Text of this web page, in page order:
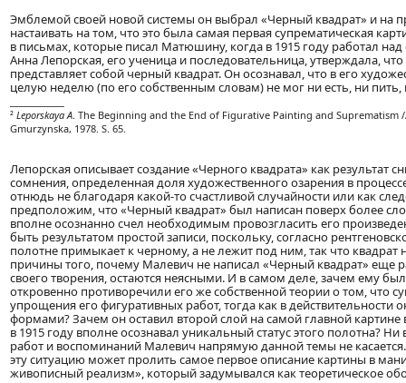
Эмблемой своей новой системы он выбрал «Черный квадрат» и на
настаивать на том, что это была самая первая супрематическая
в письмах, которые писал Матюшину, когда в 1915 году работал
Анна Лепорская, его ученица и последовательница, утверждала,
представляет собой черный квадрат. Он осознавал, что в его
целую неделю (по его собственным словам) не мог ни есть, ни пить,
² Leporskaya A. The Beginning and the End of Figurative Painting and Suprematism
Gmurzynska, 1978. S. 65.
Лепорская описывает создание «Черного квадрата» как
сомнения, определенная доля художественного озарения в
отнюдь не благодаря какой-то счастливой случайности или как
предположим, что «Черный квадрат» был написан поверх более
вполне осознанно счел необходимым провозгласить его
быть результатом простой записи, поскольку, согласно
полотне примыкает к черному, а не лежит под ним, так что
причины того, почему Малевич не написал «Черный квадрат» еще
своего творения, остаются неясными. И в самом деле, зачем ему
откровенно противоречили его же собственной теории о том, что
упрощения его фигуративных работ, тогда как в действительности
формами? Зачем он оставил второй слой на самой главной
в 1915 году вполне осознавал уникальный статус этого полотна?
работ и воспоминаний Малевич напрямую данной темы не
эту ситуацию может пролить самое первое описание картины в
живописный реализм», который задумывался как теоретическое